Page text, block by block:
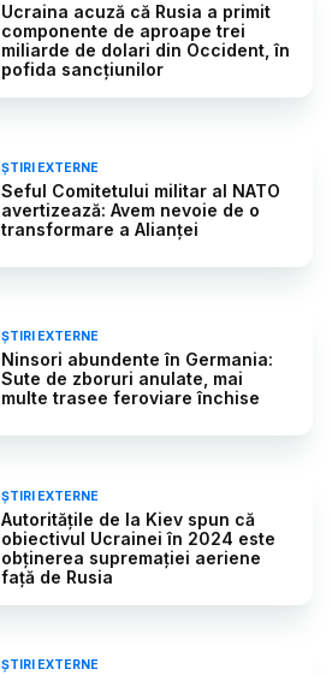
Ucraina acuză că Rusia a primit
componente de aproape trei
miliarde de dolari din Occident, în
pofida sancțiunilor
ȘTIRI EXTERNE
Seful Comitetului militar al NATO
avertizează: Avem nevoie de o
transformare a Alianței
ȘTIRI EXTERNE
Ninsori abundente în Germania:
Sute de zboruri anulate, mai
multe trasee feroviare închise
ȘTIRI EXTERNE
Autoritățile de la Kiev spun că
obiectivul Ucrainei în 2024 este
obținerea supremației aeriene
față de Rusia
ȘTIRI EXTERNE